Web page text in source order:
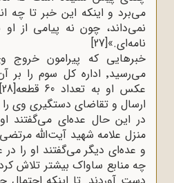
می‌برد و اینکه این خبر تا چه
نمی‌داند، چون نه پیامی از
نامه‌ای.»[27]
خبرهایی که پیرامون خروج
می‌رسید٬ اداره کل سوم
عکس او به تعداد 60 قطعه
[28]
ارسال و تقاضای دستگیری وی را
در این حال عده‌ای می‌گفتند
منزل علامه شهید آیت‌الله
و عده‌ای دیگر می‌گفتند او را در